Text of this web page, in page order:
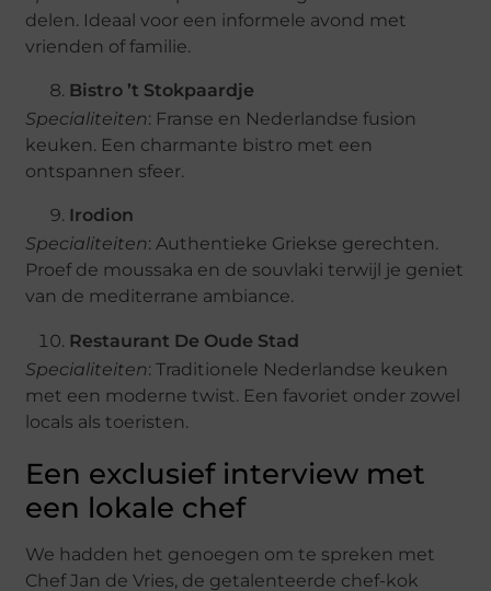
delen. Ideaal voor een informele avond met
vrienden of familie.
Bistro ’t Stokpaardje
Specialiteiten: Franse en Nederlandse fusion
keuken. Een charmante bistro met een
ontspannen sfeer.
Irodion
Specialiteiten: Authentieke Griekse gerechten.
Proef de moussaka en de souvlaki terwijl je geniet
van de mediterrane ambiance.
Restaurant De Oude Stad
Specialiteiten: Traditionele Nederlandse keuken
met een moderne twist. Een favoriet onder zowel
locals als toeristen.
Een exclusief interview met
een lokale chef
We hadden het genoegen om te spreken met
Chef Jan de Vries, de getalenteerde chef-kok